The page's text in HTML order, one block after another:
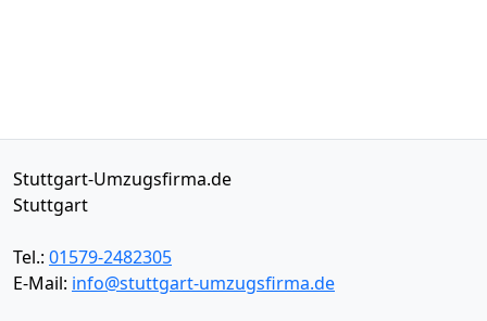
Stuttgart-Umzugsfirma.de
Stuttgart
Tel.: 01579-2482305
E-Mail: info@stuttgart-umzugsfirma.de